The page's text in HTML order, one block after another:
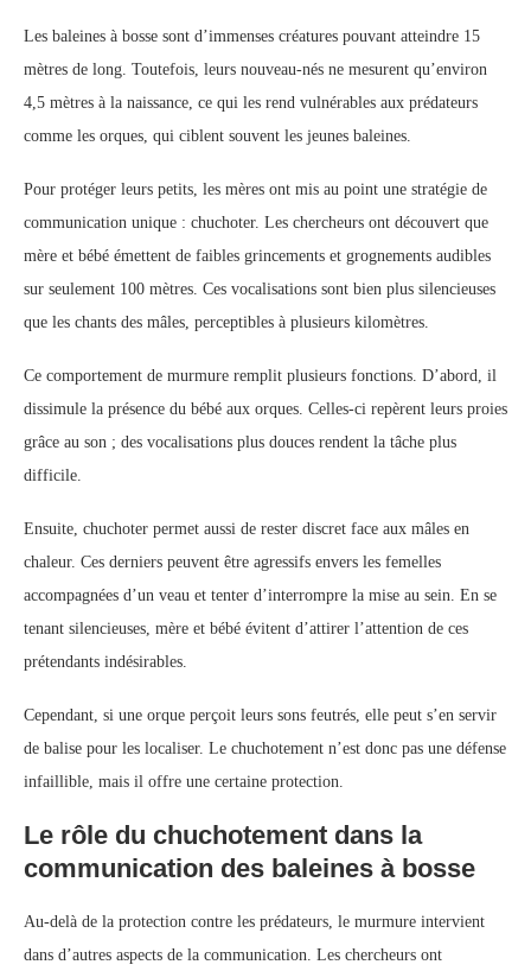
Les baleines à bosse sont d’immenses créatures pouvant atteindre 15
mètres de long. Toutefois, leurs nouveau-nés ne mesurent qu’environ
4,5 mètres à la naissance, ce qui les rend vulnérables aux prédateurs
comme les orques, qui ciblent souvent les jeunes baleines.
Pour protéger leurs petits, les mères ont mis au point une stratégie de
communication unique : chuchoter. Les chercheurs ont découvert que
mère et bébé émettent de faibles grincements et grognements audibles
sur seulement 100 mètres. Ces vocalisations sont bien plus silencieuses
que les chants des mâles, perceptibles à plusieurs kilomètres.
Ce comportement de murmure remplit plusieurs fonctions. D’abord, il
dissimule la présence du bébé aux orques. Celles-ci repèrent leurs proies
grâce au son ; des vocalisations plus douces rendent la tâche plus
difficile.
Ensuite, chuchoter permet aussi de rester discret face aux mâles en
chaleur. Ces derniers peuvent être agressifs envers les femelles
accompagnées d’un veau et tenter d’interrompre la mise au sein. En se
tenant silencieuses, mère et bébé évitent d’attirer l’attention de ces
prétendants indésirables.
Cependant, si une orque perçoit leurs sons feutrés, elle peut s’en servir
de balise pour les localiser. Le chuchotement n’est donc pas une défense
infaillible, mais il offre une certaine protection.
Le rôle du chuchotement dans la
communication des baleines à bosse
Au-delà de la protection contre les prédateurs, le murmure intervient
dans d’autres aspects de la communication. Les chercheurs ont